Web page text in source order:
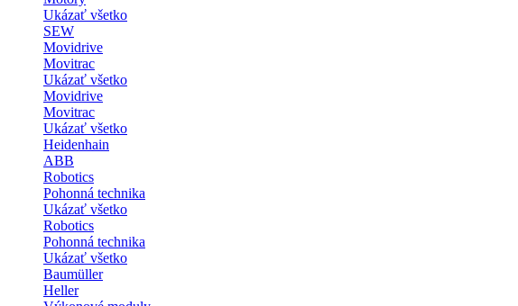
Ukázať všetko
SEW
Movidrive
Movitrac
Ukázať všetko
Movidrive
Movitrac
Ukázať všetko
Heidenhain
ABB
Robotics
Pohonná technika
Ukázať všetko
Robotics
Pohonná technika
Ukázať všetko
Baumüller
Heller